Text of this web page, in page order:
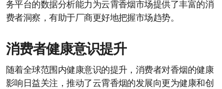
务平台的数据分析能力为云霄香烟市场提供了丰富的消
费者洞察，有助于厂商更好地把握市场趋势。
消费者健康意识提升
随着全球范围内健康意识的提升，消费者对香烟的健康
影响日益关注，推动了云霄香烟的发展向更为健康和创